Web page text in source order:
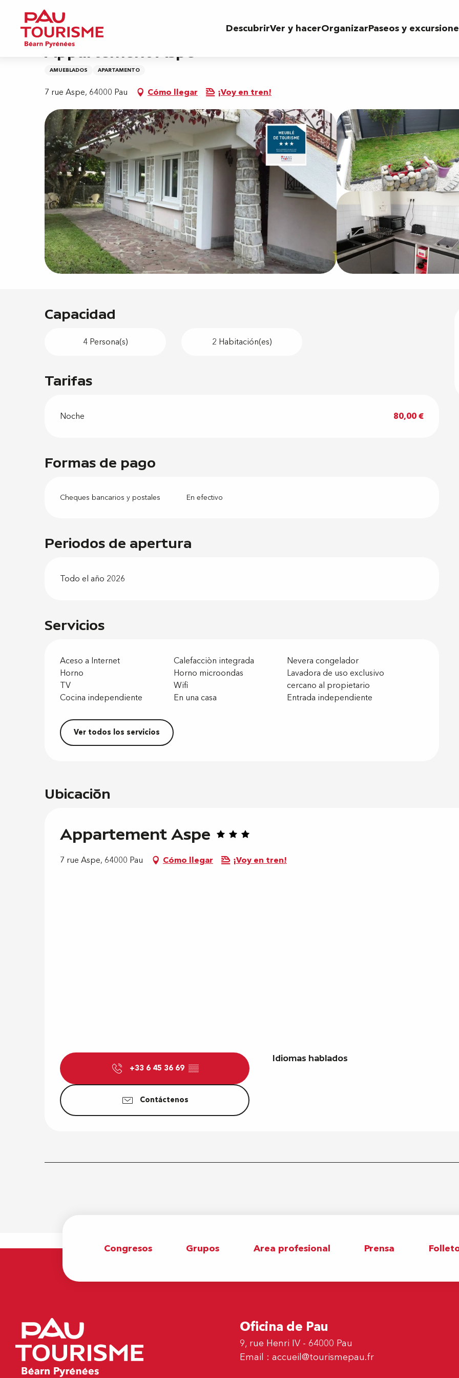
contenu
principal
DescubrirVer y hacerOrganizarPaseos y
Inicio
Appartement Aspe
AMUEBLADOS APARTAMENTO
7 rue Aspe, 64000 Pau Cómo llegar ¡Voy en tren!
Capacidad
4 Persona(s) 2 Habitación(es)
Servicios
Aceso a Internet Calefacciòn integrada
Nevera congelador
Horno
Horno microondas
Lavadora de uso exclusivo
TV
Wifi
cercano al propietario
Cocina independiente
En una casa Entrada independiente
Ver todos los servicios
Tarifas
Noche 80,00 €
Formas de pago
Cheques bancarios y postales En efectivo
Periodos de apertura
Todo el año 2026
Ubicación
Appartement Aspe
7 rue Aspe, 64000 Pau Cómo llegar ¡Voy en tren!
+33 6 45 36 69 ▒▒
Contáctenos
Idiomas hablados
Idiomas hablados
Congresos Grupos Area profesional Prensa
Oficina de Pau
9, rue Henri IV - 64000 Pau
Email : accueil@tourismepau.fr